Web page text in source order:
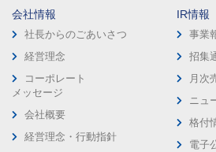
会社情報
社長からのごあいさつ
経営理念
コーポレート
メッセージ
会社概要
経営理念・行動指針
IR情報
事業
招集
月次
ニュ
格付
電子